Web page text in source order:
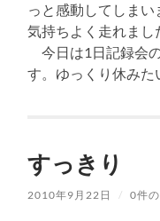
っと感動してしま
気持ちよく走れまし
今日は1日記録会
す。ゆっくり休みた
すっきり
2010年9月22日 / 0件